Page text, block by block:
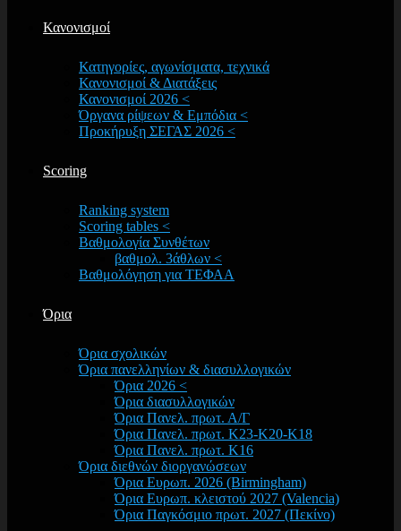
Κανονισμοί
Κατηγορίες, αγωνίσματα, τεχνικά
Κανονισμοί & Διατάξεις
Κανονισμοί 2026 <
Όργανα ρίψεων & Εμπόδια <
Προκήρυξη ΣΕΓΑΣ 2026 <
Scoring
Ranking system
Scoring tables <
Βαθμολογία Συνθέτων
βαθμολ. 3άθλων <
Βαθμολόγηση για ΤΕΦΑΑ
Όρια
Όρια σχολικών
Όρια πανελληνίων & διασυλλογικών
Όρια 2026 <
Όρια διασυλλογικών
Όρια Πανελ. πρωτ. Α/Γ
Όρια Πανελ. πρωτ. Κ23-Κ20-Κ18
Όρια Πανελ. πρωτ. Κ16
Όρια διεθνών διοργανώσεων
Όρια Ευρωπ. 2026 (Birmingham)
Όρια Ευρωπ. κλειστού 2027 (Valencia)
Όρια Παγκόσμιο πρωτ. 2027 (Πεκίνο)